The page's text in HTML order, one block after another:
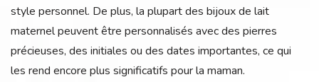
style personnel. De plus, la plupart des bijoux de lait
maternel peuvent être personnalisés avec des pierres
précieuses, des initiales ou des dates importantes, ce qui
les rend encore plus significatifs pour la maman.